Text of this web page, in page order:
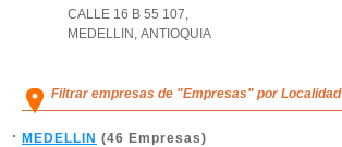
CALLE 16 B 55 107,
MEDELLIN , ANTIOQUIA
Filtrar empresas de "Empresas" por Localidad
MEDELLIN (46 Empresas)